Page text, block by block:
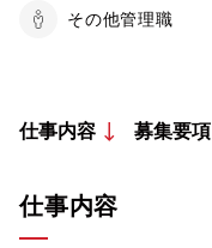
その他管理職
仕事内容 募集要項
仕事内容